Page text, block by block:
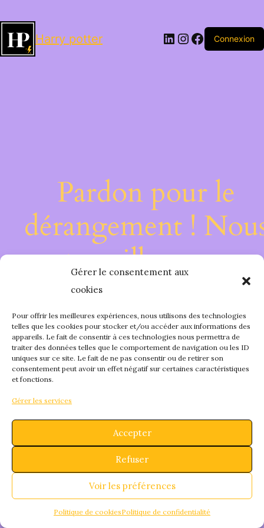
Gérer le consentement aux
cookies
Pour offrir les meilleures expériences, nous utilisons des technologies
telles que les cookies pour stocker et/ou accéder aux informations des
appareils. Le fait de consentir à ces technologies nous permettra de
traiter des données telles que le comportement de navigation ou les ID
uniques sur ce site. Le fait de ne pas consentir ou de retirer son
consentement peut avoir un effet négatif sur certaines caractéristiques
et fonctions.
Gérer les services
Accepter
Refuser
Voir les préférences
Politique de cookiesPolitique de confidentialité
Harry potter LinkedIn
Instagram
Facebook
Connexion
Pardon pour le
dérangement !
travaillons sur
quelque chose de
fantastique –
bientôt !